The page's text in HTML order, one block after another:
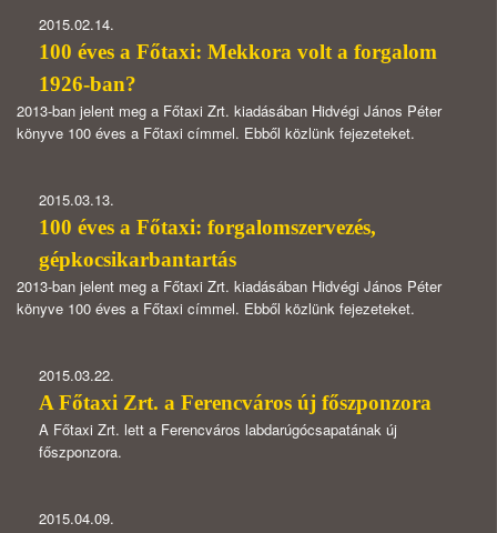
2015.02.14.
100 éves a Főtaxi: Mekkora volt a forgalom
1926-ban?
2013-ban jelent meg a Főtaxi Zrt. kiadásában Hidvégi János Péter
könyve 100 éves a Főtaxi címmel. Ebből közlünk fejezeteket.
2015.03.13.
100 éves a Főtaxi: forgalomszervezés,
gépkocsikarbantartás
2013-ban jelent meg a Főtaxi Zrt. kiadásában Hidvégi János Péter
könyve 100 éves a Főtaxi címmel. Ebből közlünk fejezeteket.
2015.03.22.
A Főtaxi Zrt. a Ferencváros új főszponzora
A Főtaxi Zrt. lett a Ferencváros labdarúgócsapatának új
főszponzora.
2015.04.09.